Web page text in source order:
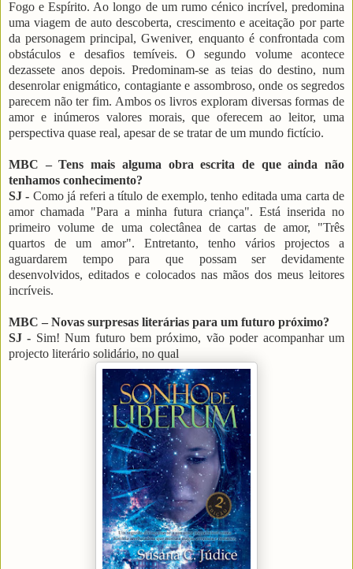
Fogo e Espírito. Ao longo de um rumo cénico incrível, predomina
uma viagem de auto descoberta, crescimento e aceitação por parte
da personagem principal, Gweniver, enquanto é confrontada com
obstáculos e desafios temíveis. O segundo volume acontece
dezassete anos depois. Predominam-se as teias do destino, num
desenrolar enigmático, contagiante e assombroso, onde os segredos
parecem não ter fim. Ambos os livros exploram diversas formas de
amor e inúmeros valores morais, que oferecem ao leitor, uma
perspectiva quase real, apesar de se tratar de um mundo fictício.
MBC – Tens mais alguma obra escrita de que ainda não
tenhamos conhecimento?
SJ - Como já referi a título de exemplo, tenho editada uma carta de
amor chamada "Para a minha futura criança". Está inserida no
primeiro volume de uma colectânea de cartas de amor, "Três
quartos de um amor". Entretanto, tenho vários projectos a
aguardarem tempo para que possam ser devidamente
desenvolvidos, editados e colocados nas mãos dos meus leitores
incríveis.
MBC – Novas surpresas literárias para um futuro próximo?
SJ - Sim! Num futuro bem próximo, vão poder acompanhar um
projecto literário solidário, no qual